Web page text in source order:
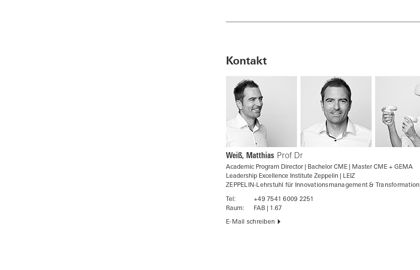
Kontakt
Weiß, Matthias Prof Dr
Academic Program Director | Bachelor CME | Master CME + GEMA
Leadership Excellence Institute Zeppelin | LEIZ
ZEPPELIN-Lehrstuhl für Innovationsmanagement & Transformation
Tel:
+49 7541 6009 2251
Raum:
FAB | 1.67
E-Mail schreiben